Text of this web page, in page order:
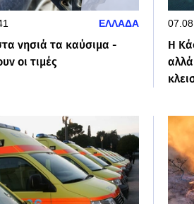
ΕΛΛΑΔΑ
νησιά τα καύσιμα -
οι τιμές
Η